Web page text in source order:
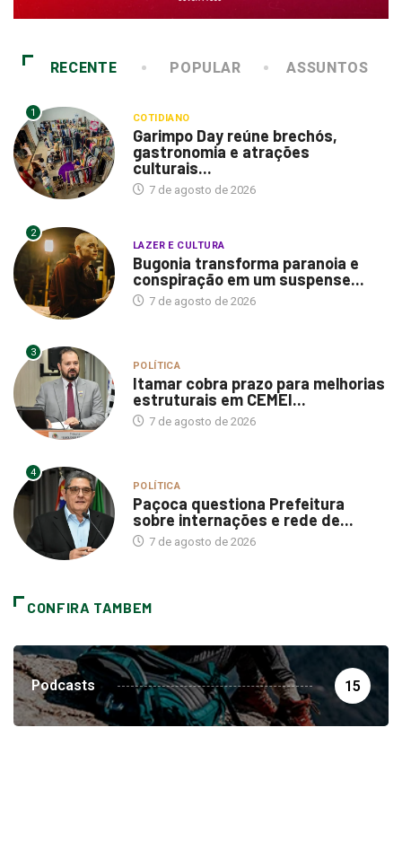
RECENTE POPULAR ASSUNTOS
1 COTIDIANO
Garimpo Day reúne brechós,
gastronomia e atrações
culturais...
7 de agosto de 2026
2
LAZER E CULTURA
Bugonia transforma paranoia e
conspiração em um suspense...
7 de agosto de 2026
3
POLÍTICA
Itamar cobra prazo para melhorias
estruturais em CEMEI...
7 de agosto de 2026
4
POLÍTICA
Paçoca questiona Prefeitura
sobre internações e rede de...
7 de agosto de 2026
CONFIRA TAMBEM
Podcasts 15